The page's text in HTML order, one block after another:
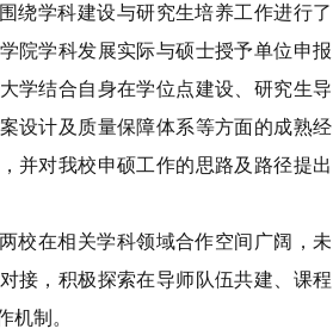
绕学科建设与研究生培养工作进行了
院学科发展实际与硕士授予单位申报
学结合自身在学位点建设、研究生导
设计及质量保障体系等方面的成熟经
并对我校申硕工作的思路及 路径提出
校在相关学科领域合作空间广阔， 未
对接 ，积极探索在导师队伍共建 、课程
机制 。